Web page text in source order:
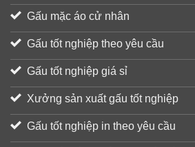
Gấu mặc áo cử nhân
Gấu tốt nghiệp theo yêu cầu
Gấu tốt nghiệp giá sỉ
Xưởng sản xuất gấu tốt nghiệp
Gấu tốt nghiệp in theo yêu cầu